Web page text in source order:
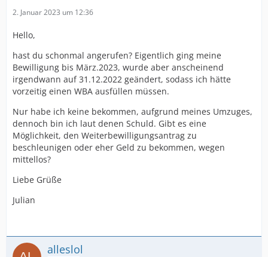
2. Januar 2023 um 12:36
Hello,
hast du schonmal angerufen? Eigentlich ging meine
Bewilligung bis März.2023, wurde aber anscheinend
irgendwann auf 31.12.2022 geändert, sodass ich hätte
vorzeitig einen WBA ausfüllen müssen.
Nur habe ich keine bekommen, aufgrund meines Umzuges,
dennoch bin ich laut denen Schuld. Gibt es eine
Möglichkeit, den Weiterbewilligungsantrag zu
beschleunigen oder eher Geld zu bekommen, wegen
mittellos?
Liebe Grüße
Julian
alleslol